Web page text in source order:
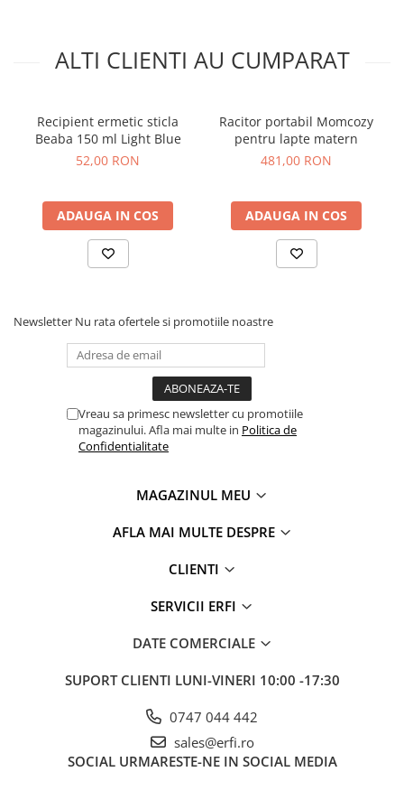
ALTI CLIENTI AU CUMPARAT
Recipient ermetic sticla
Beaba 150 ml Light Blue
52,00 RON
ADAUGA IN COS
Racitor portabil Momcozy
pentru lapte matern
481,00 RON
ADAUGA IN COS
Newsletter Nu rata ofertele si promotiile noastre
Vreau sa primesc newsletter cu promotiile
magazinului. Afla mai multe in Politica de
Confidentialitate
MAGAZINUL MEU
AFLA MAI MULTE DESPRE
CLIENTI
SERVICII ERFI
DATE COMERCIALE
SUPORT CLIENTI LUNI-VINERI 10:00 -17:30
0747 044 442
sales@erfi.ro
SOCIAL URMARESTE-NE IN SOCIAL MEDIA